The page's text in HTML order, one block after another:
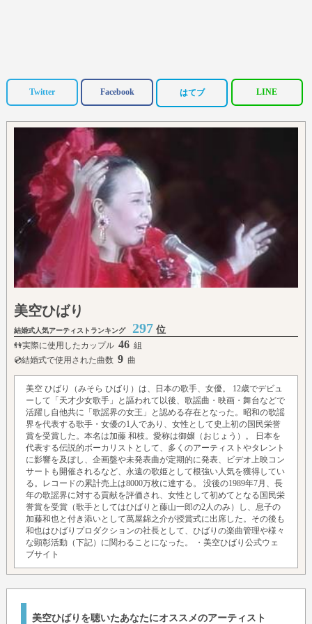
Twitter Facebook はてブ LINE
美空ひばり
結婚式人気アーティストランキング 297 位
👫実際に使用したカップル 46 組
💿結婚式で使用された曲数 9 曲
美空 ひばり（みそら ひばり）は、日本の歌手、女優。 12歳でデビュ
ーして「天才少女歌手」と謳われて以後、歌謡曲・映画・舞台などで
活躍し自他共に「歌謡界の女王」と認める存在となった。昭和の歌謡
界を代表する歌手・女優の1人であり、女性として史上初の国民栄誉
賞を受賞した。本名は加藤 和枝。愛称は御嬢（おじょう）。 日本を
代表する伝説的ボーカリストとして、多くのアーティストやタレント
に影響を及ぼし、企画盤や未発表曲が定期的に発表、ビデオ上映コン
サートも開催されるなど、永遠の歌姫として根強い人気を獲得してい
る。レコードの累計売上は8000万枚に達する。 没後の1989年7月、長
年の歌謡界に対する貢献を評価され、女性として初めてとなる国民栄
誉賞を受賞（歌手としてはひばりと藤山一郎の2人のみ）し、息子の
加藤和也と付き添いとして萬屋錦之介が授賞式に出席した。その後も
和也はひばりプロダクションの社長として、ひばりの楽曲管理や様々
な顕彰活動（下記）に関わることになった。
・美空ひばり公式ウェ
ブサイト
美空ひばりを聴いたあなたにオススメのアーティスト